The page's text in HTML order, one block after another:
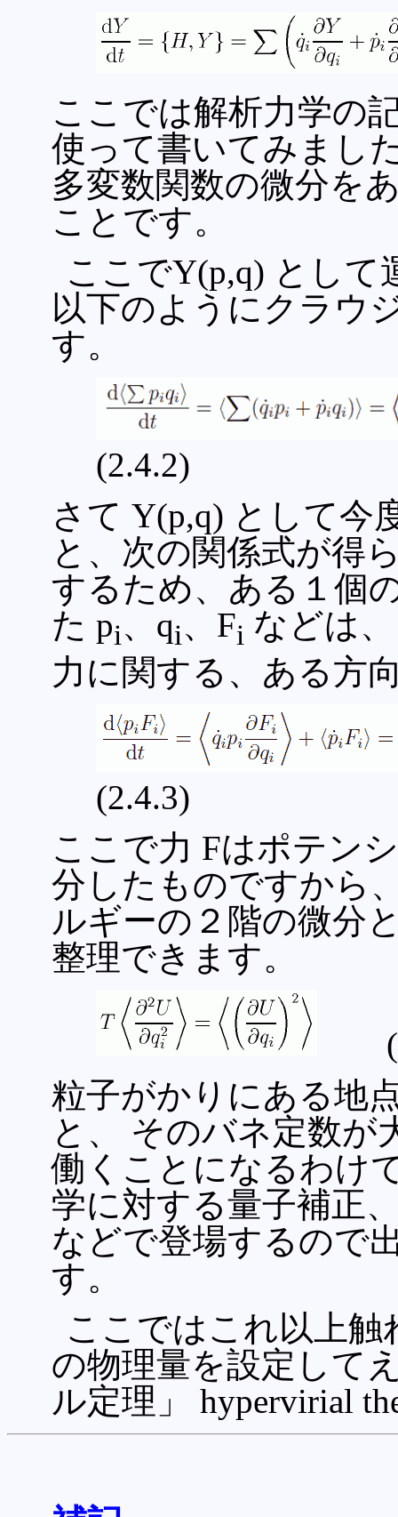
ここでは解析力学の
使って書いてみまし
多変数関数の微分を
ことです。
ここでY(p,q) として
以下のようにクラウ
す。
(2.4.2)
さて Y(p,q) として今
と、次の関係式が得
するため、ある１個
た pi、qi、Fi などは
力に関する、ある方
(2.4.3)
ここで力 Fはポテン
分したものですから
ルギーの２階の微分
整理できます。
粒子がかりにある地
と、 そのバネ定数が
働くことになるわけ
学に対する量子補正
などで登場するので
す。
ここではこれ以上触
の物理量を設定して
ル定理」 hypervirial